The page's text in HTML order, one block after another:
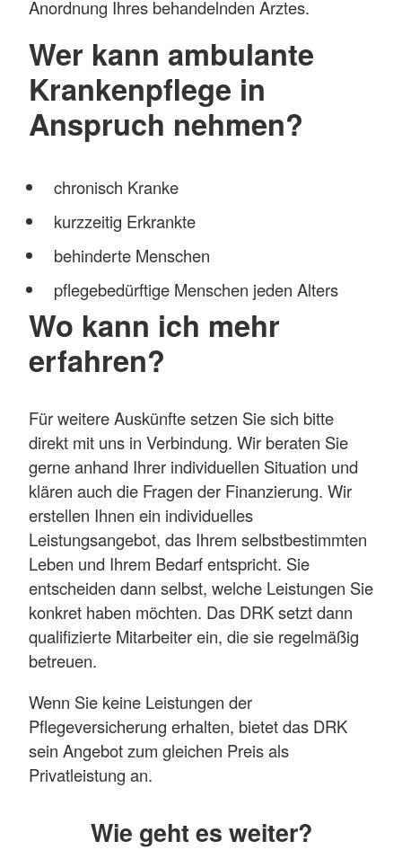
Anordnung Ihres behandelnden Arztes.
Wer kann ambulante
Krankenpflege in
Anspruch nehmen?
chronisch Kranke
kurzzeitig Erkrankte
behinderte Menschen
pflegebedürftige Menschen jeden Alters
Wo kann ich mehr
erfahren?
Für weitere Auskünfte setzen Sie sich bitte
direkt mit uns in Verbindung. Wir beraten Sie
gerne anhand Ihrer individuellen Situation und
klären auch die Fragen der Finanzierung. Wir
erstellen Ihnen ein individuelles
Leistungsangebot, das Ihrem selbstbestimmten
Leben und Ihrem Bedarf entspricht. Sie
entscheiden dann selbst, welche Leistungen Sie
konkret haben möchten. Das DRK setzt dann
qualifizierte Mitarbeiter ein, die sie regelmäßig
betreuen.
Wenn Sie keine Leistungen der
Pflegeversicherung erhalten, bietet das DRK
sein Angebot zum gleichen Preis als
Privatleistung an.
Wie geht es weiter?